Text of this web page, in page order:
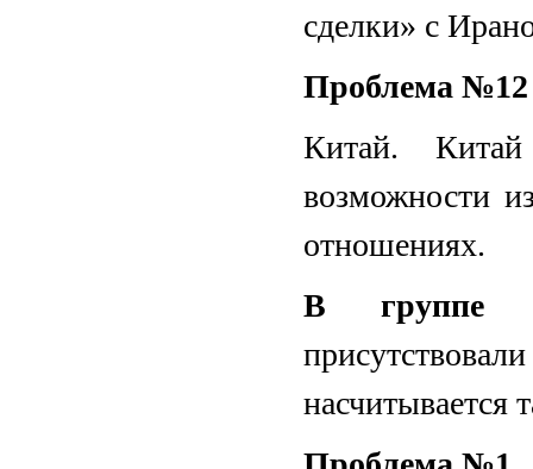
сделки» с
Проблема №12
Китай.
возможности
отношениях.
В группе
насчитывается